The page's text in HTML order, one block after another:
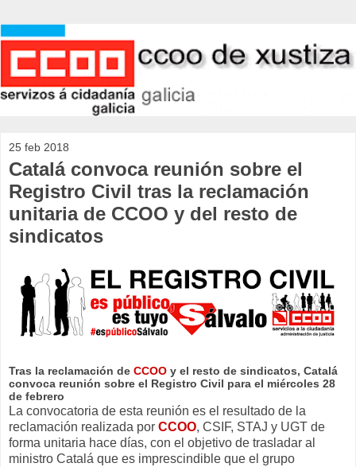
25 feb 2018
Catalá convoca reunión sobre el
Registro Civil tras la reclamación
unitaria de CCOO y del resto de
sindicatos
Tras la reclamación de CCOO y el resto de sindicatos, Catalá
convoca reunión sobre el Registro Civil para el miércoles 28
de febrero
La convocatoria de esta reunión es el resultado de la
reclamación realizada por CCOO, CSIF, STAJ y UGT de
forma unitaria hace días, con el objetivo de trasladar al
ministro Catalá que es imprescindible que el grupo